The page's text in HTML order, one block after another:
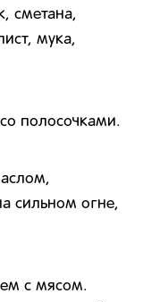
сметана,
мука,
полосочками.
сильном огне,
с мясом.